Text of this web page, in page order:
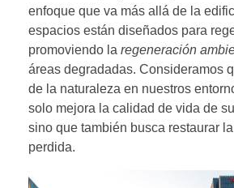
enfoque que va más allá de la
espacios están diseñados para
promoviendo la regeneración
áreas degradadas. Consideramos
de la naturaleza en nuestros
solo mejora la calidad de vida de
sino que también busca restaurar
perdida.